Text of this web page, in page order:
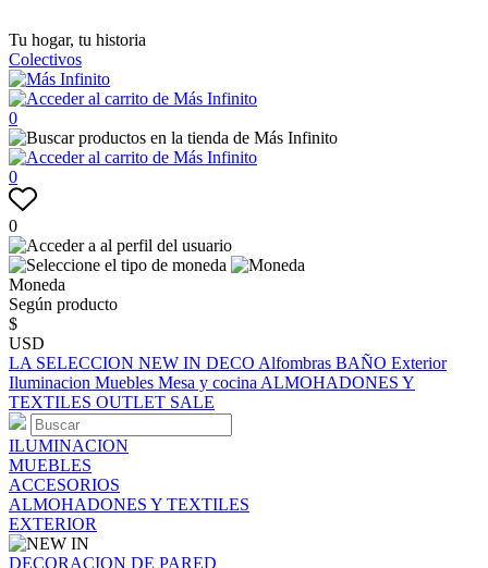
Tu hogar, tu historia
Colectivos
0
0
0
Moneda
Según producto
$
USD
LA SELECCION NEW IN DECO Alfombras BAÑO Exterior
Iluminacion Muebles Mesa y cocina ALMOHADONES Y
TEXTILES OUTLET SALE
ILUMINACION
MUEBLES
ACCESORIOS
ALMOHADONES Y TEXTILES
EXTERIOR
DECORACION DE PARED